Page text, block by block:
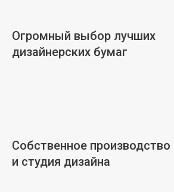
Огромный выбор лучших
дизайнерских бумаг
Собственное производство
и студия дизайна